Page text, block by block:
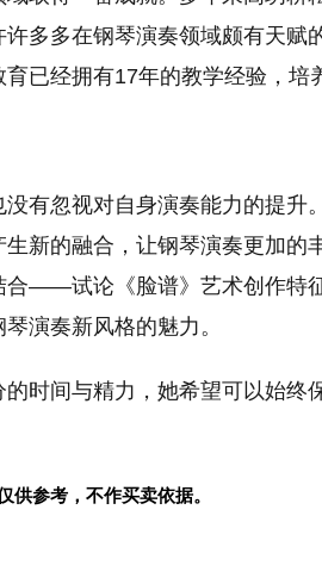
多多在钢琴演奏领域颇有天赋
已经拥有17年的教学经验，培
有忽视对自身演奏能力的提升
新的融合，让钢琴演奏更加的
合——试论《脸谱》艺术创作特
琴演奏新风格的魅力。
时间与精力，她希望可以始终
供参考，不作买卖依据。